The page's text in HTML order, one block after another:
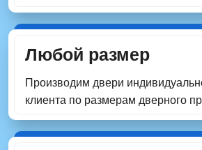
Любой размер
Производим двери
клиента по размерам дверного